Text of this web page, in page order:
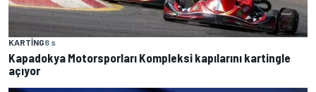
KARTING8 s
Kapadokya Motorsporları Kompleksi kapılarını kartingle
açıyor